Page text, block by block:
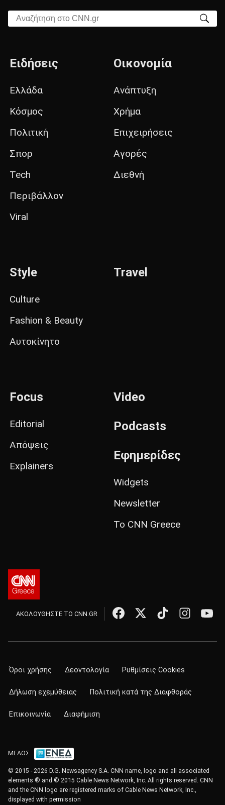
Αναζήτηση στο CNN.gr
Ειδήσεις
Ελλάδα
Κόσμος
Πολιτική
Σπορ
Tech
Περιβάλλον
Viral
Οικονομία
Ανάπτυξη
Χρήμα
Επιχειρήσεις
Αγορές
Διεθνή
Style
Culture
Fashion & Beauty
Αυτοκίνητο
Travel
Focus
Editorial
Απόψεις
Explainers
Video
Podcasts
Εφημερίδες
Widgets
Newsletter
Το CNN Greece
ΑΚΟΛΟΥΘΗΣΤΕ ΤΟ CNN.GR
Όροι χρήσης Δεοντολογία Ρυθμίσεις Cookies
Δήλωση εχεμύθειας Πολιτική κατά της Διαφθοράς
Επικοινωνία Διαφήμιση
ΜΕΛΟΣ
© 2015 - 2026 D.G. Newsagency S.A. CNN name, logo and all associated
elements ® and © 2015 Cable News Network, Inc. All rights reserved. CNN
and the CNN logo are registered marks of Cable News Network, Inc.,
displayed with permission